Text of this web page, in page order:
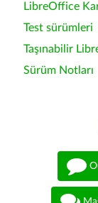
LibreOffice
Test sürümleri
Taşınabilir
Sürüm Notları